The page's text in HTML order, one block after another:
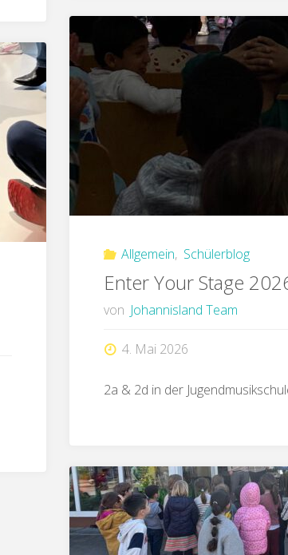
Allgemein, Schülerblog
Enter Your Stage
von Johannisland Team
4. Mai 2026
2a & 2d in der